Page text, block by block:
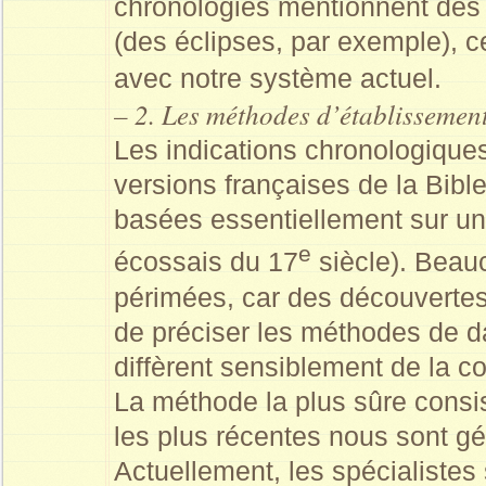
chronologies mentionnent
(des éclipses, par exemple),
avec notre système actuel.
– 2. Les méthodes
Les indications
versions françaises de la
basées essentiellement sur
écossais du 17e siècle).
périmées, car des
de préciser les méthodes de
diffèrent sensiblement de la
La méthode la plus sûre
les plus récentes nous sont
Actuellement, les spécialistes